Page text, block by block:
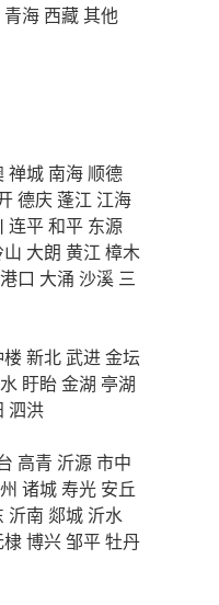
青海 西藏其他
禅城 南海 顺德
德庆 蓬江 江海
连平和平 东源
大朗 黄江 樟木
港口 大涌 沙溪 三
新北武进金坛
盱眙金湖 亭湖
泗洪
高青 沂源市中
诸城寿光 安丘
沂南 郯城 沂水
博兴邹平牡丹